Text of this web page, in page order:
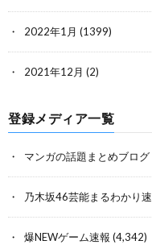
2022年1月 (1399)
2021年12月 (2)
登録メディア一覧
マンガの話題まとめブログ
乃木坂46芸能まるわかり
爆NEWゲーム速報 (4,342)